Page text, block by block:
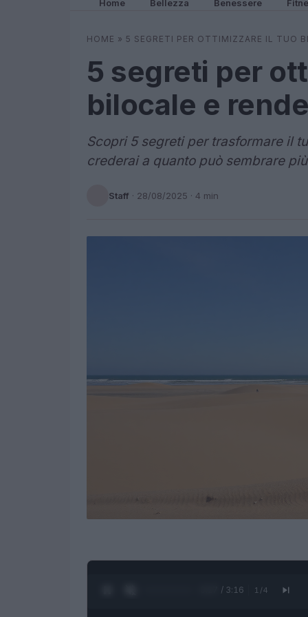
Home Bellezza Benessere
HOME » 5 SEGRETI PER OTTIMIZZARE IL TUO
5 segreti per
bilocale e
Scopri 5 segreti per trasformare il
crederai a quanto può sembrare
Staff · 28/08/2025 · 4 min
0:28 / 3:16 1 /4